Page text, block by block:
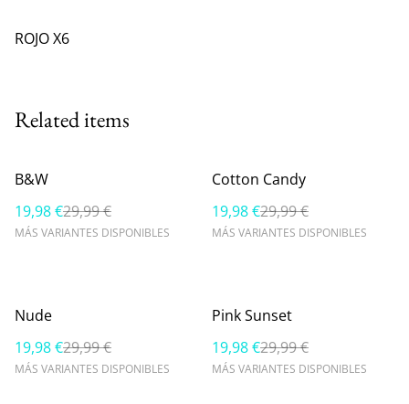
ROJO X6
Related items
%
B&W
19,98 €29,99 €
MÁS VARIANTES DISPONIBLES
%
Cotton Candy
19,98 €29,99 €
MÁS VARIANTES DISPONIBLES
%
Nude
19,98 €29,99 €
MÁS VARIANTES DISPONIBLES
%
Pink Sunset
19,98 €29,99 €
MÁS VARIANTES DISPONIBLES